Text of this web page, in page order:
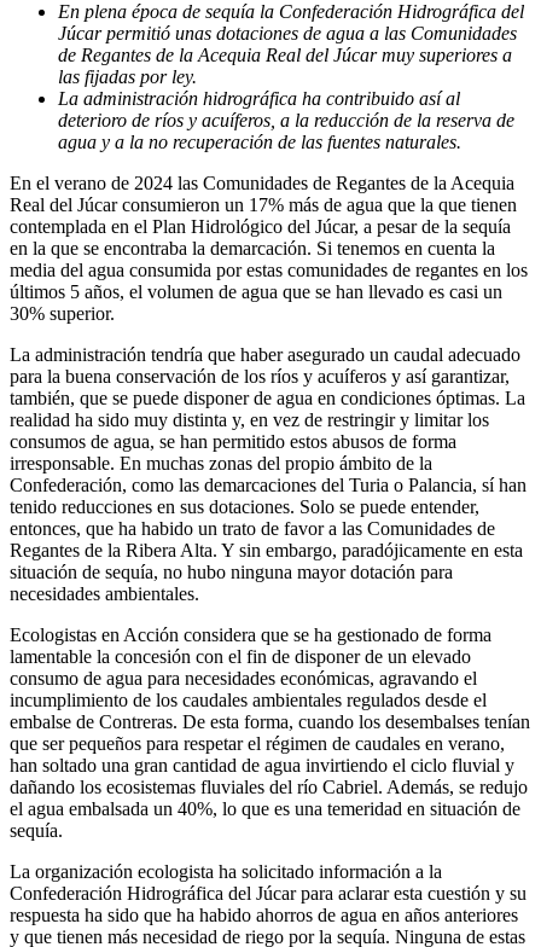
En plena época de sequía la Confederación Hidrográfica del
Júcar permitió unas dotaciones de agua a las Comunidades
de Regantes de la Acequia Real del Júcar muy superiores a
las fijadas por ley.
La administración hidrográfica ha contribuido así al
deterioro de ríos y acuíferos, a la reducción de la reserva de
agua y a la no recuperación de las fuentes naturales.
En el verano de 2024 las Comunidades de Regantes de la Acequia
Real del Júcar consumieron un 17% más de agua que la que tienen
contemplada en el Plan Hidrológico del Júcar, a pesar de la sequía
en la que se encontraba la demarcación. Si tenemos en cuenta la
media del agua consumida por estas comunidades de regantes en los
últimos 5 años, el volumen de agua que se han llevado es casi un
30% superior.
La administración tendría que haber asegurado un caudal adecuado
para la buena conservación de los ríos y acuíferos y así garantizar,
también, que se puede disponer de agua en condiciones óptimas. La
realidad ha sido muy distinta y, en vez de restringir y limitar los
consumos de agua, se han permitido estos abusos de forma
irresponsable. En muchas zonas del propio ámbito de la
Confederación, como las demarcaciones del Turia o Palancia, sí han
tenido reducciones en sus dotaciones. Solo se puede entender,
entonces, que ha habido un trato de favor a las Comunidades de
Regantes de la Ribera Alta. Y sin embargo, paradójicamente en esta
situación de sequía, no hubo ninguna mayor dotación para
necesidades ambientales.
Ecologistas en Acción considera que se ha gestionado de forma
lamentable la concesión con el fin de disponer de un elevado
consumo de agua para necesidades económicas, agravando el
incumplimiento de los caudales ambientales regulados desde el
embalse de Contreras. De esta forma, cuando los desembalses tenían
que ser pequeños para respetar el régimen de caudales en verano,
han soltado una gran cantidad de agua invirtiendo el ciclo fluvial y
dañando los ecosistemas fluviales del río Cabriel. Además, se redujo
el agua embalsada un 40%, lo que es una temeridad en situación de
sequía.
La organización ecologista ha solicitado información a la
Confederación Hidrográfica del Júcar para aclarar esta cuestión y su
respuesta ha sido que ha habido ahorros de agua en años anteriores
y que tienen más necesidad de riego por la sequía. Ninguna de estas